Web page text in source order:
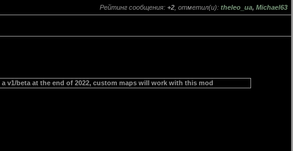
Рейтинг сообщения: +2 , отметил(и): theleo_ua, Michael63
v1/beta at the end of 2022, custom maps will work with this mod